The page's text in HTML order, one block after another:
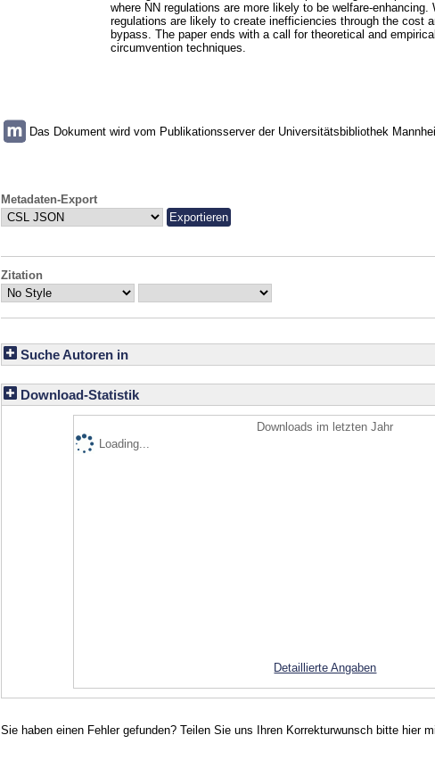
where NN regulations are more likely to be welfare-
regulations are likely to create inefficiencies through the cost
bypass. The paper ends with a call for theoretical and
circumvention techniques.
Das Dokument wird vom Publikationsserver der Universitätsbibliothek
Metadaten-Export
Zitation
Suche Autoren in
Download-Statistik
Downloads im letzten Jahr
Loading...
Detaillierte Angaben
Sie haben einen Fehler gefunden? Teilen Sie uns Ihren Korrekturwunsch bitte hier